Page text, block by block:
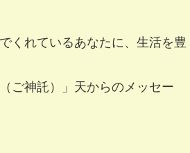
くれているあなたに、生活を豊
ご神託）」天からのメッセー